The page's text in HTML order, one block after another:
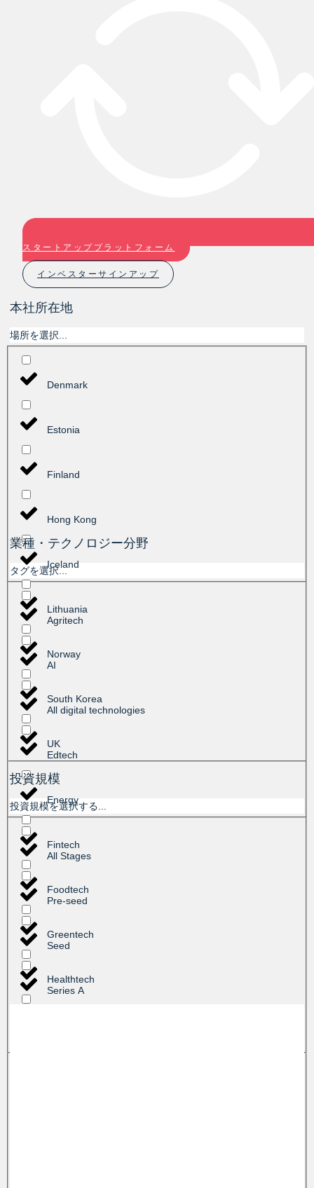
スタートアッププラットフォーム
インベスターサインアップ
本社所在地
場所を選択...
Denmark
Estonia
Finland
Hong Kong
Iceland
Lithuania
Norway
South Korea
UK
業種・テクノロジー分野
タグを選択...
Agritech
AI
All digital technologies
Edtech
Energy
Fintech
Foodtech
Greentech
Healthtech
投資規模
投資規模を選択する...
All Stages
Pre-seed
Seed
Series A